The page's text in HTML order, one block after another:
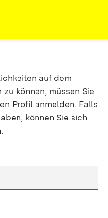
auf dem
können, müssen Sie
Profil anmelden. Falls
können Sie sich